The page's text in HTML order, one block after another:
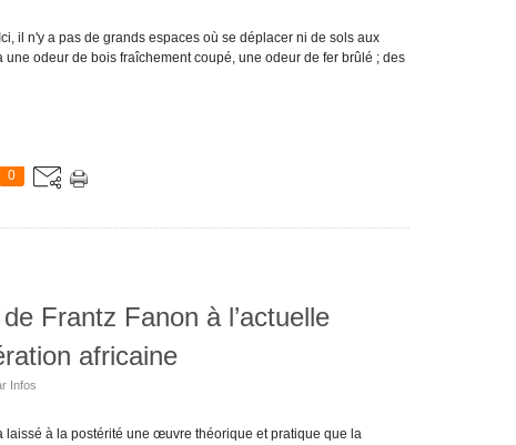
il n'y a pas de grands espaces où se déplacer ni de sols aux
odeur de bois fraîchement coupé, une odeur de fer brûlé ; des
0
Frantz Fanon à l’actuelle
africaine
Infos
laissé à la postérité une œuvre théorique et pratique que la